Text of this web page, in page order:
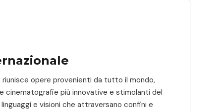
opere provenienti da tutto il mondo,
cinematografie più innovative e stimolanti del
e visioni che attraversano confini e